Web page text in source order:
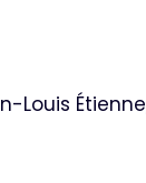
Louis